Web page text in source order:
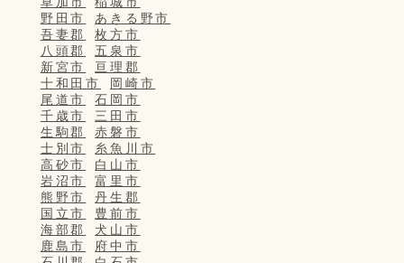
野田市
あきる野市
吾妻郡
枚方市
八頭郡
五泉市
新宮市
亘理郡
十和田市
岡崎市
尾道市
石岡市
千歳市
三田市
生駒郡
赤磐市
士別市
糸魚川市
高砂市
白山市
岩沼市
富里市
熊野市
丹生郡
国立市
豊前市
海部郡
犬山市
鹿島市
府中市